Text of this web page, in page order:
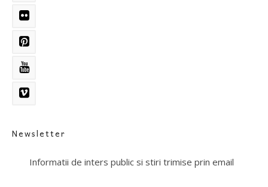
Newsletter
Informatii de inters public si stiri trimise prin email